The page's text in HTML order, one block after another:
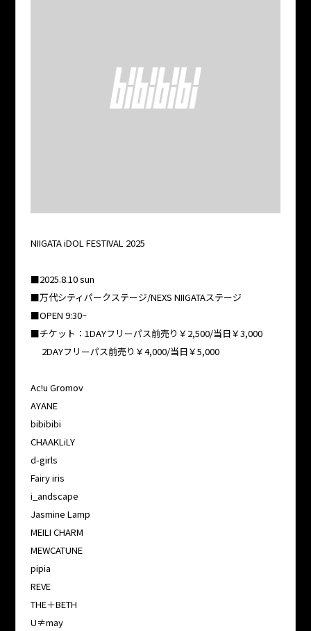
NIIGATA iDOL FESTIVAL 2025
■2025.8.10 sun
■万代シティパークステージ/NEXS NIIGATAステージ
■OPEN 9:30~
■チケット：1DAYフリーパス前売り￥2,500/当日￥3,000
2DAYフリーパス前売り￥4,000/当日￥5,000
Ac!u Gromov
AYANE
bibibibi
CHAAKLiLY
d-girls
Fairy iris
i_andscape
Jasmine Lamp
MEILI CHARM
MEWCATUNE
pipia
REVE
THE＋BETH
U≠may